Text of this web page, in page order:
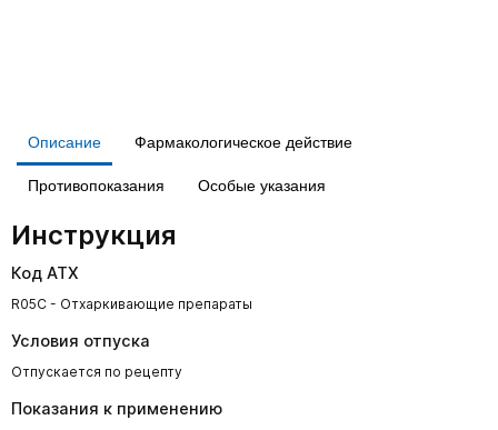
Описание Фармакологическое действие
Противопоказания Особые указания
Инструкция
Код АТХ
R05C - Отхаркивающие препараты
Условия отпуска
Отпускается по рецепту
Показания к применению